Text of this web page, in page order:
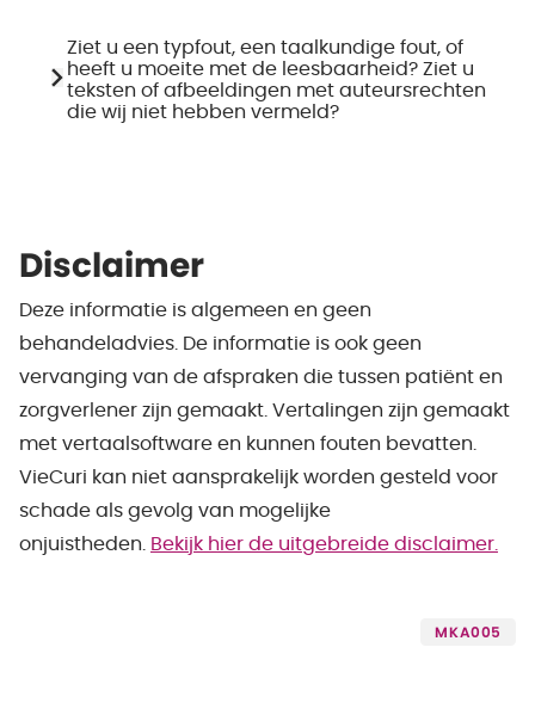
Ziet u een typfout, een taalkundige fout, of
heeft u moeite met de leesbaarheid? Ziet u
teksten of afbeeldingen met auteursrechten
die wij niet hebben vermeld?
Disclaimer
Deze informatie is algemeen en geen
behandeladvies. De informatie is ook geen
vervanging van de afspraken die tussen patiënt en
zorgverlener zijn gemaakt. Vertalingen zijn gemaakt
met vertaalsoftware en kunnen fouten bevatten.
VieCuri kan niet aansprakelijk worden gesteld voor
schade als gevolg van mogelijke
onjuistheden.
Bekijk hier de uitgebreide disclaimer.
MKA005